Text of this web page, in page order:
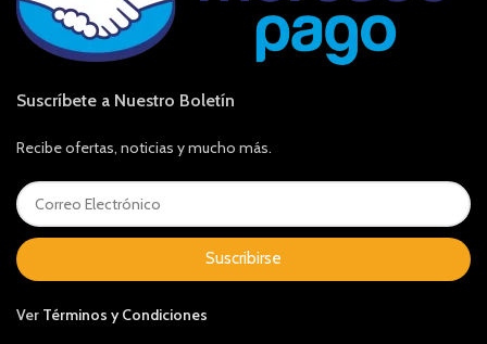
Suscríbete a Nuestro Boletín
Recibe ofertas, noticias y mucho más.
Suscribirse
Ver Términos y Condiciones